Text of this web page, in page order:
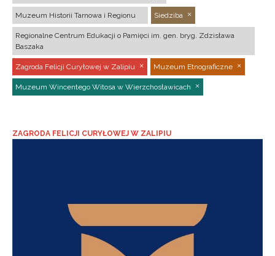
Muzeum Historii Tarnowa i Regionu Siedziba
Regionalne Centrum Edukacji o Pamięci im. gen. bryg. Zdzisława
Baszaka
Zagroda Felicji Curyłowej w Zalipiu Muzeum Etnograficzne
Muzeum Wincentego Witosa w Wierzchosławicach
ZAGRODA FELICJI CURYŁOWEJ W ZALIPIU